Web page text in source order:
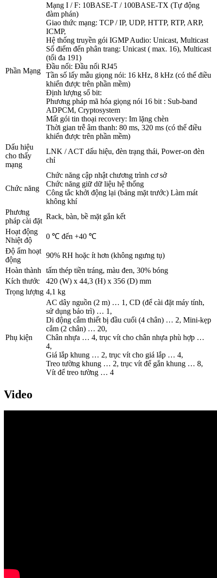
Phần Mạng
Mạng I / F: 10BASE-T / 100BASE-TX (Tự động
đàm phán)
Giao thức mạng: TCP / IP, UDP, HTTP, RTP, ARP,
ICMP,
Hệ thống truyền gói IGMP Audio: Unicast, Multicast
Số điểm đến phân trang: Unicast ( max. 16), Multicast
(tối đa 191)
Đầu nối: Đầu nối RJ45
Tần số lấy mẫu giọng nói: 16 kHz, 8 kHz (có thể điều
khiển được trên phần mềm)
Định lượng số bit:
Phương pháp mã hóa giọng nói 16 bit : Sub-band
ADPCM, Cryptosystem
Mất gói tin thoại recovery: Im lặng chèn
Thời gian trễ âm thanh: 80 ms, 320 ms (có thể điều
khiển được trên phần mềm)
Dấu hiệu
cho thấy
mạng
LNK / ACT dấu hiệu, đèn trạng thái, Power-on đèn
chỉ
Chức năng
Chức năng cập nhật chương trình cơ sở
Chức năng giữ dữ liệu hệ thống
Công tắc khởi động lại (bảng mặt trước) Làm mát
không khí
Phương
pháp cài đặt
Rack, bàn, bề mặt gắn kết
Hoạt động
Nhiệt độ
0 ℃ đến +40 ℃
Độ ẩm hoạt
động
90% RH hoặc ít hơn (không ngưng tụ)
Hoàn thành
tấm thép tiền tráng, màu đen, 30% bóng
Kích thước
420 (W) x 44,3 (H) x 356 (D) mm
Trọng lượng 4,1 kg
Phụ kiện
AC dây nguồn (2 m) … 1, CD (để cài đặt máy tính,
sử dụng bảo trì) … 1,
Di động cắm thiết bị đầu cuối (4 chân) … 2, Mini-kẹp
cắm (2 chân) … 20,
Chân nhựa … 4, trục vít cho chân nhựa phù hợp …
4,
Giá lắp khung … 2, trục vít cho giá lắp … 4,
Treo tường khung … 2, trục vít để gắn khung … 8,
Vít để treo tường … 4
Video